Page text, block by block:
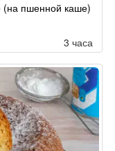
(на пшенной каше)
3 часа